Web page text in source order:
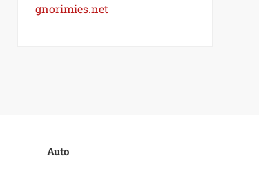
gnorimies.net
Auto